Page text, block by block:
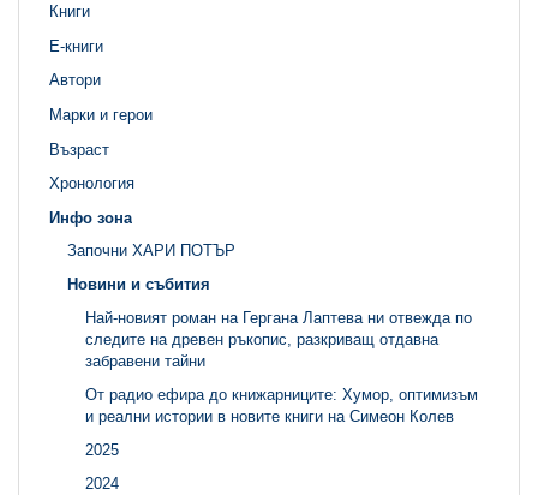
Книги
Е-книги
Автори
Марки и герои
Възраст
Хронология
Инфо зона
Започни ХАРИ ПОТЪР
Новини и събития
Най-новият роман на Гергана Лаптева ни отвежда по
следите на древен ръкопис, разкриващ отдавна
забравени тайни
От радио ефира до книжарниците: Хумор, оптимизъм
и реални истории в новите книги на Симеон Колев
2025
2024